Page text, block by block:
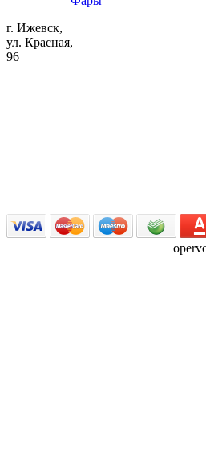
г. Ижевск,
ул. Красная,
96